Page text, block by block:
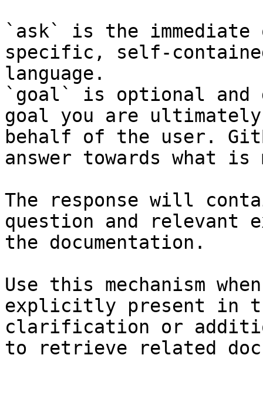
`ask` is the
specific, self-
language.
`goal` is optional and
goal you are
behalf of the user.
answer towards what
The response will
question and relevant
the documentation.
Use this mechanism
explicitly present in
clarification or